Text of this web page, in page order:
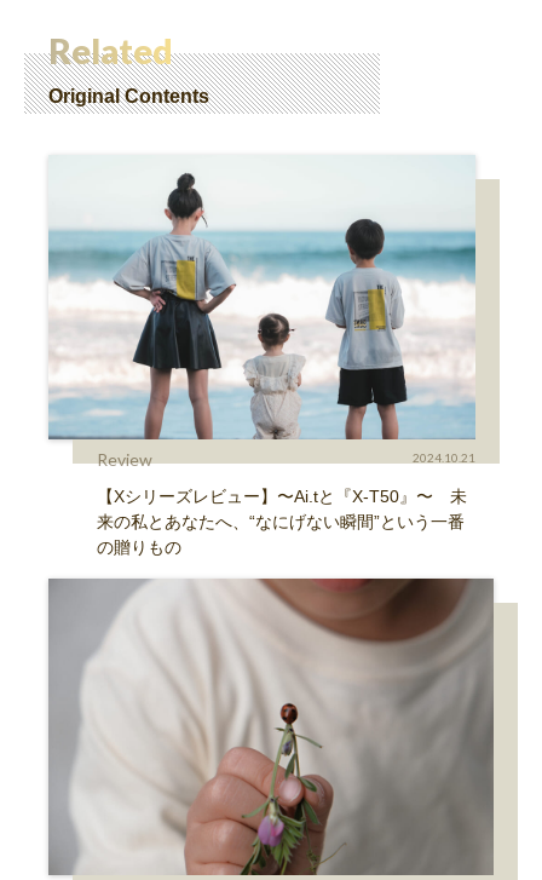
Related
Original Contents
Review 2024.10.21
【Xシリーズレビュー】〜Ai.tと『X-T50』〜 未
来の私とあなたへ、“なにげない瞬間”という一番
の贈りもの